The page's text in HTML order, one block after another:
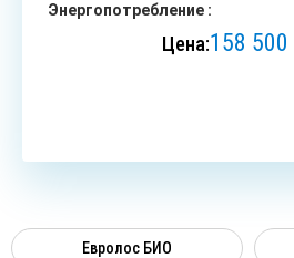
Энергопотребление :
Цена:158 500
Евролос БИО